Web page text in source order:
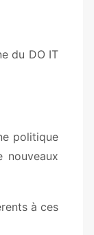
du DO IT
politique
nouveaux
à ces